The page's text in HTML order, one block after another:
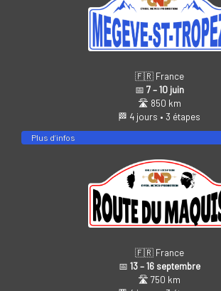
🇫🇷 France
📅 7 – 10 juin
🛣️ 850 km
🏁 4 jours • 3 étapes
Plus d’infos
🇫🇷 France
📅 13 – 16 septembre
🛣️ 750 km